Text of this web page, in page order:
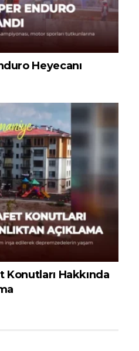
Heyecanı
Hakkında